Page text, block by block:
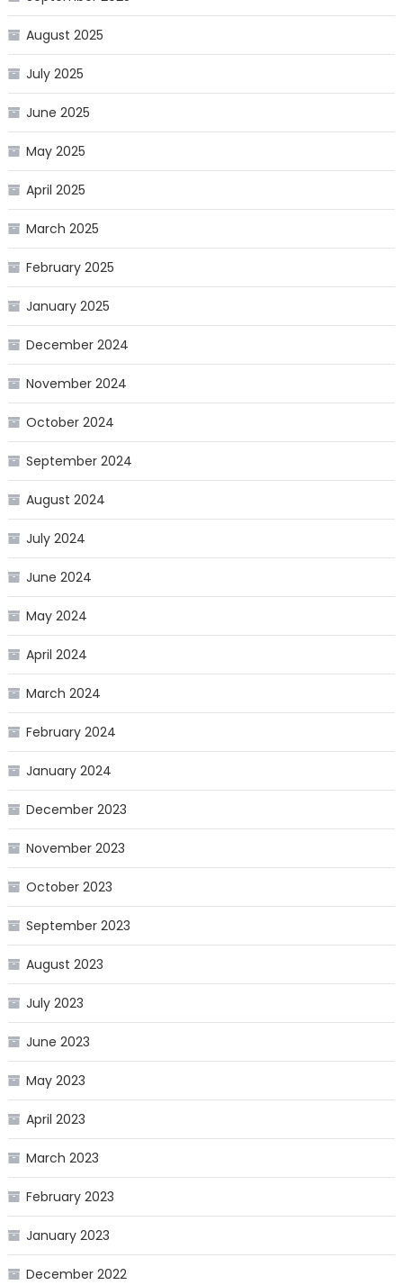
August 2025
July 2025
June 2025
May 2025
April 2025
March 2025
February 2025
January 2025
December 2024
November 2024
October 2024
September 2024
August 2024
July 2024
June 2024
May 2024
April 2024
March 2024
February 2024
January 2024
December 2023
November 2023
October 2023
September 2023
August 2023
July 2023
June 2023
May 2023
April 2023
March 2023
February 2023
January 2023
December 2022